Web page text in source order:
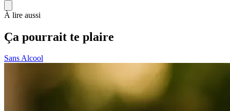
À lire aussi
Ça pourrait te plaire
Sans Alcool